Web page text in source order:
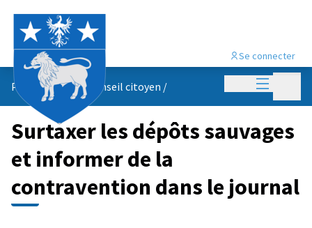
Menu
Se connecter
Propositions du conseil citoyen /
Surtaxer les dépôts sauvages
et informer de la
contravention dans le journal